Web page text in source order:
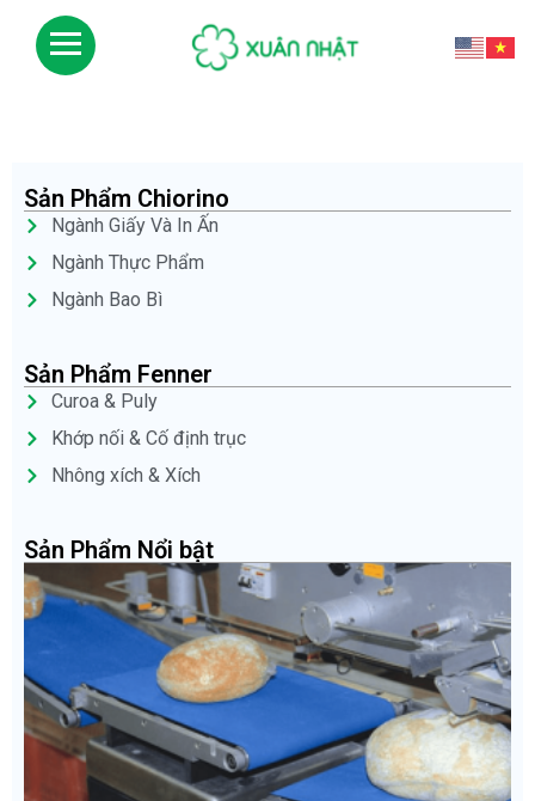
Sản Phẩm Chiorino
Ngành Giấy Và In Ấn
Ngành Thực Phẩm
Ngành Bao Bì
Sản Phẩm Fenner
Curoa & Puly
Khớp nối & Cố định trục
Nhông xích & Xích
Sản Phẩm Nổi bật